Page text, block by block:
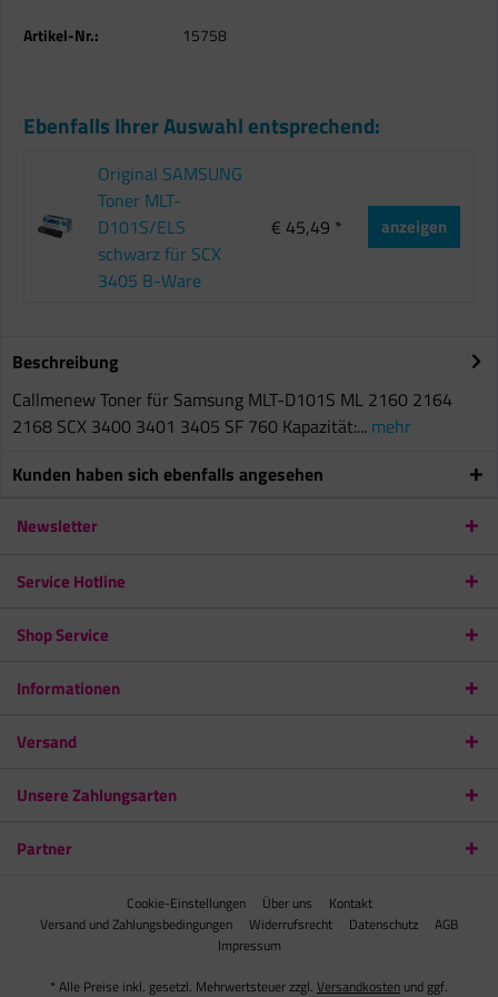
Artikel-Nr.: 15758
Ebenfalls Ihrer Auswahl entsprechend:
Original SAMSUNG
Toner MLT-
D101S/ELS
schwarz für SCX
3405 B-Ware
€ 45,49 * anzeigen
Beschreibung
Callmenew Toner für Samsung MLT-D101S ML 2160 2164
2168 SCX 3400 3401 3405 SF 760 Kapazität:... mehr
Kunden haben sich ebenfalls angesehen
Newsletter
Service Hotline
Shop Service
Informationen
Versand
Unsere Zahlungsarten
Partner
Cookie-Einstellungen Über uns
Kontakt
Versand und Zahlungsbedingungen
Widerrufsrecht Datenschutz
AGB
Impressum
* Alle Preise inkl. gesetzl. Mehrwertsteuer zzgl. Versandkosten und ggf.